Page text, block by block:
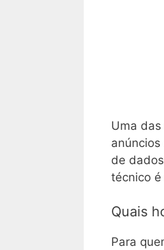
Uma
de
técnico
Quais
Para